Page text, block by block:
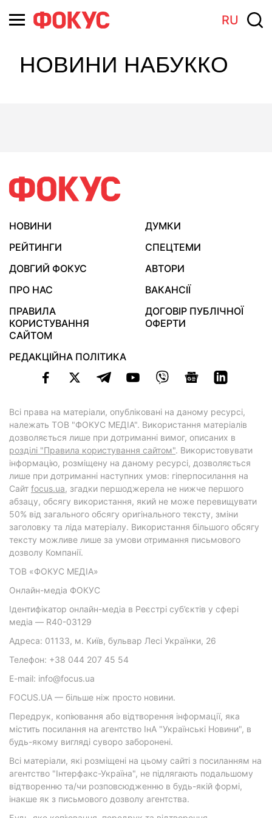
RU
НОВИНИ НАБУККО
НОВИНИ
ДУМКИ
РЕЙТИНГИ
СПЕЦТЕМИ
ДОВГИЙ ФОКУС
АВТОРИ
ПРО НАС
ВАКАНСІЇ
ПРАВИЛА
КОРИСТУВАННЯ
САЙТОМ
ДОГОВІР ПУБЛІЧНОЇ
ОФЕРТИ
РЕДАКЦІЙНА ПОЛІТИКА
Всі права на матеріали, опубліковані на даному ресурсі,
належать ТОВ "ФОКУС МЕДІА". Використання матеріалів
дозволяється лише при дотриманні вимог, описаних в
розділі "Правила користування сайтом". Використовувати
інформацію, розміщену на даному ресурсі, дозволяється
лише при дотриманні наступних умов: гіперпосилання на
Cайт focus.ua, згадки першоджерела не нижче першого
абзацу, обсягу використання, який не може перевищувати
50% від загального обсягу оригінального тексту, зміни
заголовку та ліда матеріалу. Використання більшого обсягу
тексту можливе лише за умови отримання письмового
дозволу Компанії.
ТОВ «ФОКУС МЕДІА»
Онлайн-медіа ФОКУС
Ідентифікатор онлайн-медіа в Реєстрі суб’єктів у сфері
медіа — R40-03129
Адреса: 01133, м. Київ, бульвар Лесі Українки, 26
Телефон: +38 044 207 45 54
E-mail: info@focus.ua
FOCUS.UA — більше ніж просто новини.
Передрук, копіювання або відтворення інформації, яка
містить посилання на агентство ІнА "Українські Новини", в
будь-якому вигляді суворо заборонені.
Всі матеріали, які розміщені на цьому сайті з посиланням на
агентство "Інтерфакс-Україна", не підлягають подальшому
відтворенню та/чи розповсюдженню в будь-якій формі,
інакше як з письмового дозволу агентства.